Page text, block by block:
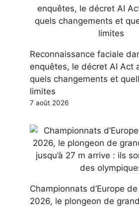
Reconnaissance faciale
enquêtes, le décret AI Act
quels changements et
limites
7 août 2026
Championnats d’Europe
2026, le plongeon de